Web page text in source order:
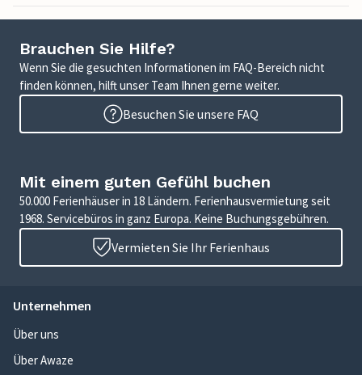
Brauchen Sie Hilfe?
Wenn Sie die gesuchten Informationen im FAQ-Bereich nicht
finden können, hilft unser Team Ihnen gerne weiter.
Besuchen Sie unsere FAQ
Mit einem guten Gefühl buchen
50.000 Ferienhäuser in 18 Ländern. Ferienhausvermietung seit
1968. Servicebüros in ganz Europa. Keine Buchungsgebühren.
Vermieten Sie Ihr Ferienhaus
Unternehmen
Über uns
Über Awaze